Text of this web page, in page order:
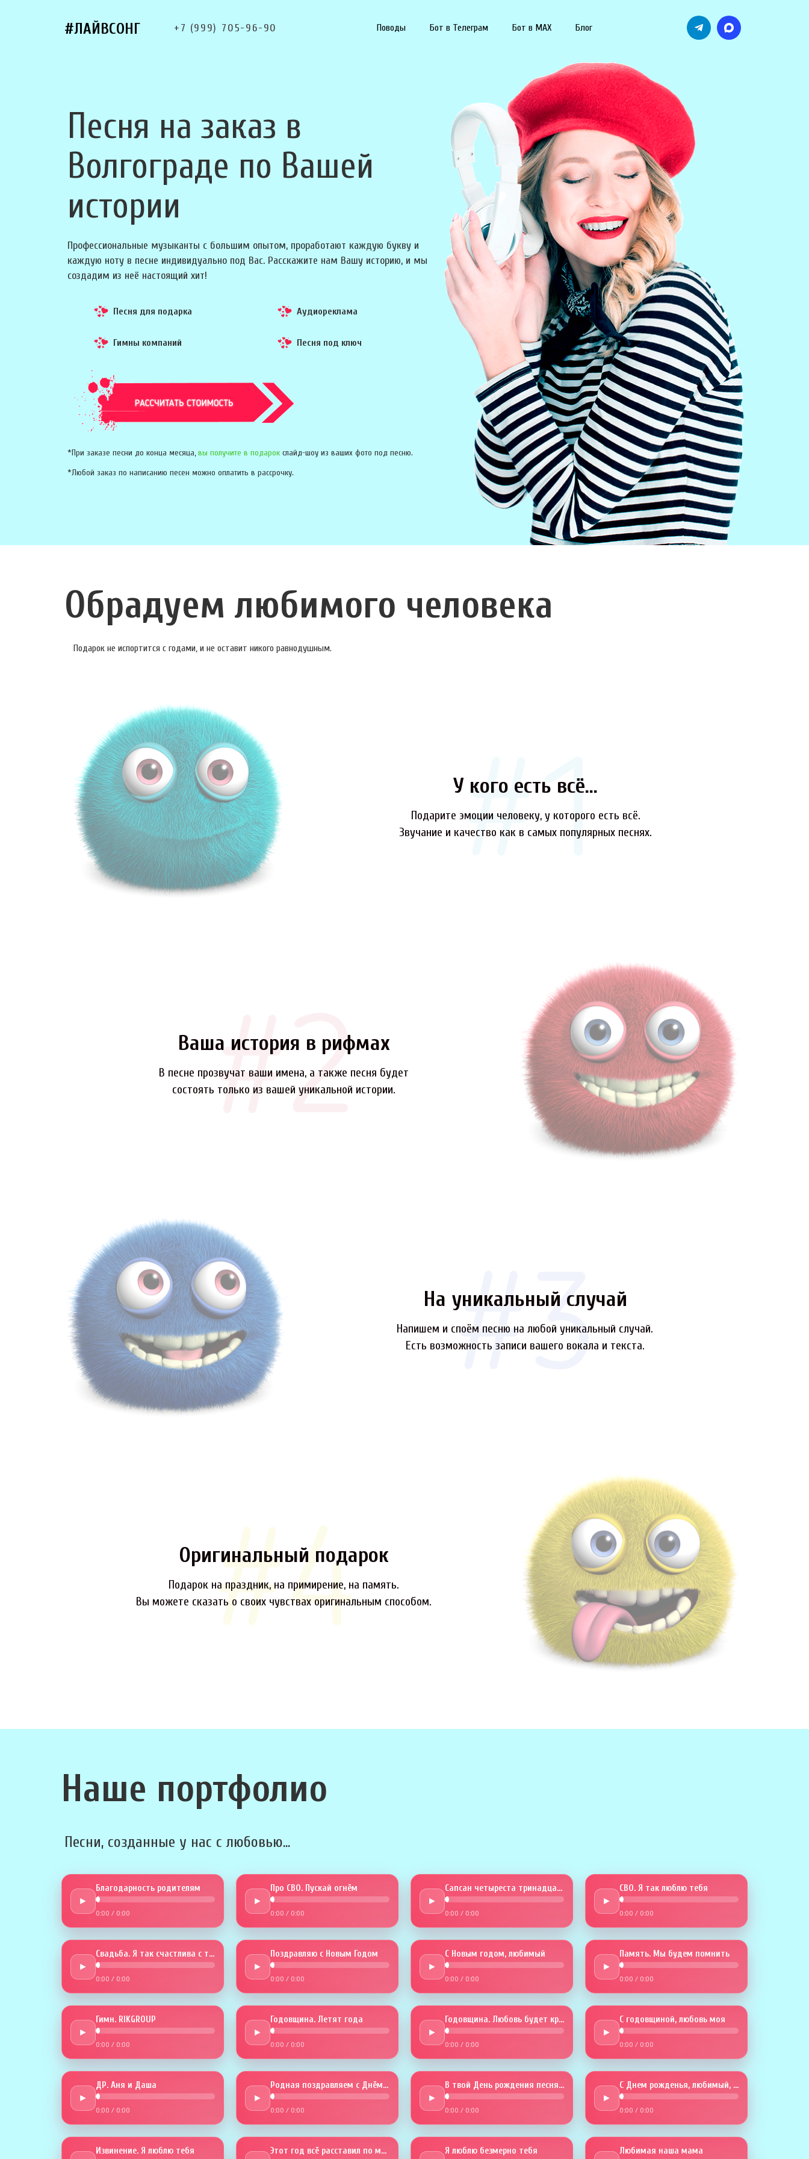
#ЛАЙВСОНГ +7 (999) 705-96-90 Поводы Бот в Телеграм Бот в MAX Блог
Песня на заказ в
Волгограде по Вашей
истории
Профессиональные музыканты с большим опытом, проработают каждую букву и
каждую ноту в песне индивидуально под Вас. Расскажите нам Вашу историю, и мы
создадим из неё настоящий хит!
Песня для подарка Аудиореклама
Гимны компаний Песня под ключ
*При заказе песни до конца месяца,вы получите в подарок слайд-шоу из ваших фото под песню.
*Любой заказ по написанию песен можно оплатить в рассрочку.
Обрадуем любимого человека
Подарок не испортится с годами, и не оставит никого равнодушным.
У кого есть всё...
Подарите эмоции человеку, у которого есть всё.
Звучание и качество как в самых популярных песнях.
Ваша история в рифмах
В песне прозвучат ваши имена, а также песня будет
состоять только из вашей уникальной истории.
На уникальный случай
Напишем и споём песню на любой уникальный случай.
Есть возможность записи вашего вокала и текста.
Оригинальный подарок
Подарок на праздник, на примирение, на память.
Вы можете сказать о своих чувствах оригинальным способом.
Наше портфолио
Песни, созданные у нас с любовью...
►
Благодарность родителям
0:00 / 0:00
►
Про СВО. Пускай огнём
0:00 / 0:00
►
Сапсан четыреста тринадцать
0:00 / 0:00
►
СВО. Я так люблю тебя
0:00 / 0:00
►
Свадьба. Я так счастлива с тобой
0:00 / 0:00
►
Поздравляю с Новым Годом
0:00 / 0:00
►
С Новым годом, любимый
0:00 / 0:00
►
Память. Мы будем помнить
0:00 / 0:00
►
Гимн. RIKGROUP
0:00 / 0:00
►
Годовщина. Летят года
0:00 / 0:00
►
Годовщина. Любовь будет крепче
0:00 / 0:00
►
С годовщиной, любовь моя
0:00 / 0:00
►
ДР. Аня и Даша
0:00 / 0:00
►
Родная поздравляем с Днём рожденья
0:00 / 0:00
►
В твой День рождения песня эта
0:00 / 0:00
►
С Днем рожденья, любимый, тебя
0:00 / 0:00
Извинение. Я люблю тебя Этот год всё расставил по местам Я люблю безмерно тебя Любимая наша мама